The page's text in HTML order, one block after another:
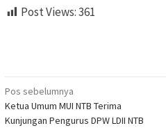
Post Views:361
Navigasi
pos
Pos sebelumnya
Ketua Umum MUI NTB Terima
Kunjungan Pengurus DPW LDII NTB